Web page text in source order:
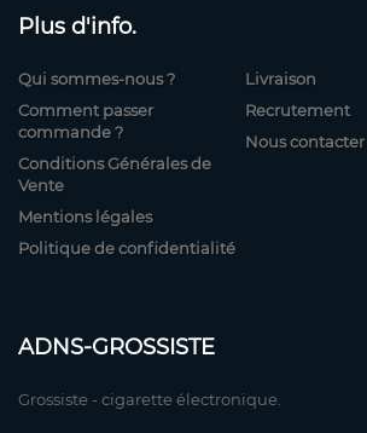
Plus d'info.
Qui sommes-nous ?
Comment passer
commande ?
Conditions Générales de
Vente
Mentions légales
Politique de confidentialité
Livraison
Recrutement
Nous contacter
ADNS-GROSSISTE
Grossiste - cigarette électronique.